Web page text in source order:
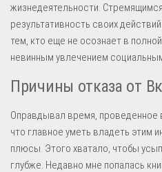
жизнедеятельности.
результативность своих
тем, кто еще не осознает в
невинным увлечением
Причины отказа от
Оправдывал время,
что главное уметь владеть этим
плюсы. Этого хватало, чтобы
глубже. Недавно мне попалась